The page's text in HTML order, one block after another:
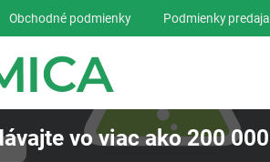
Obchodné podmienky Podmienky predaja
vo viac ako200 000